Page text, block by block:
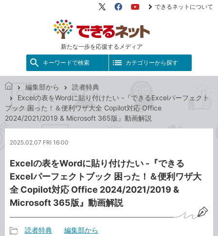
新たな一歩を応援するメディア
X（旧
FacebookYouTube
できるネットについて
キーワードで検索 カテゴリーから探す
で
る
ト
編集部から
読者特典
Excelの表をWordに貼り付けたい -『できるExcelパーフェクト
ブック 困った！＆便利ワザ大全 Copilot対応 Office
2024/2021/2019 & Microsoft 365版』動画解説
2025.02.07 FRI 16:00
Excelの表をWordに貼り付けたい -『できる
Excelパーフェクトブック 困った！＆便利ワザ大
全 Copilot対応 Office 2024/2021/2019 &
Microsoft 365版』動画解説
読者特典 編集部から